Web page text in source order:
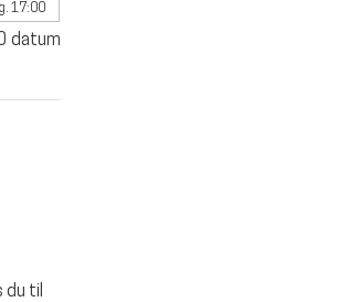
17:00
datum
til